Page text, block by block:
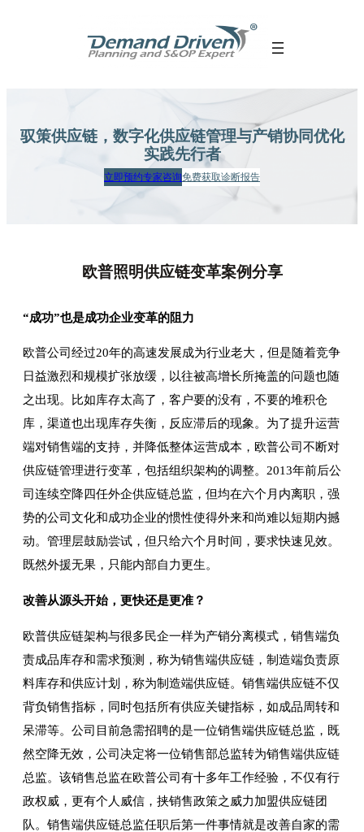
驭策供应链，数字化供应链管理与产销协同优化
实践先行者
立即预约专家咨询免费获取诊断报告
欧普照明供应链变革案例分享
“成功”也是成功企业变革的阻力
欧普公司经过20年的高速发展成为行业老大，但是随着竞争
日益激烈和规模扩张放缓，以往被高增长所掩盖的问题也随
之出现。比如库存太高了，客户要的没有，不要的堆积仓
库，渠道也出现库存失衡，反应滞后的现象。为了提升运营
端对销售端的支持，并降低整体运营成本，欧普公司不断对
供应链管理进行变革，包括组织架构的调整。2013年前后公
司连续空降四任外企供应链总监，但均在六个月内离职，强
势的公司文化和成功企业的惯性使得外来和尚难以短期内撼
动。管理层鼓励尝试，但只给六个月时间，要求快速见效。
既然外援无果，只能内部自力更生。
改善从源头开始，更快还是更准？
欧普供应链架构与很多民企一样为产销分离模式，销售端负
责成品库存和需求预测，称为销售端供应链，制造端负责原
料库存和供应计划，称为制造端供应链。销售端供应链不仅
背负销售指标，同时包括所有供应关键指标，如成品周转和
呆滞等。公司目前急需招聘的是一位销售端供应链总监，既
然空降无效，公司决定将一位销售部总监转为销售端供应链
总监。该销售总监在欧普公司有十多年工作经验，不仅有行
政权威，更有个人威信，挟销售政策之威力加盟供应链团
队。销售端供应链总监任职后第一件事情就是改善自家的需